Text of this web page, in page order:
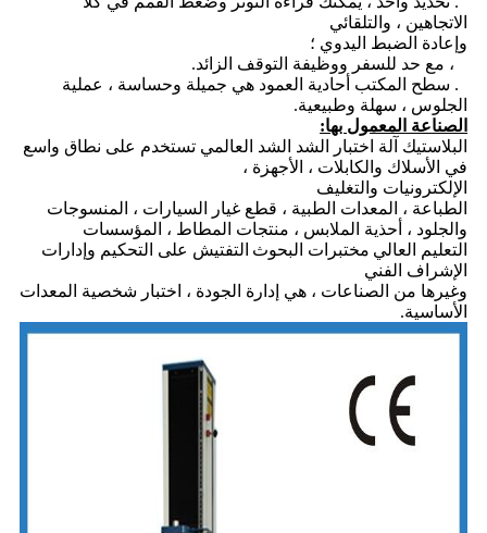
الاتجاهين ، والتلقائي
وإعادة الضبط اليدوي ؛
7. سطح المكتب أحادية العمود هي جميلة وحساسة ، عملية
الجلوس ، سهلة وطبيعية.
الصناعة المعمول بها:
البلاستيك آلة اختبار الشد الشد العالمي تستخدم على نطاق واسع
في الأسلاك والكابلات ، الأجهزة ،
الإلكترونيات والتغليف
الطباعة ، المعدات الطبية ، قطع غيار السيارات ، المنسوجات
والجلود ، أحذية الملابس ، منتجات المطاط ، المؤسسات
التعليم العالي مختبرات البحوث التفتيش على التحكيم وإدارات
الإشراف الفني
وغيرها من الصناعات ، هي إدارة الجودة ، اختبار شخصية المعدات
الأساسية.